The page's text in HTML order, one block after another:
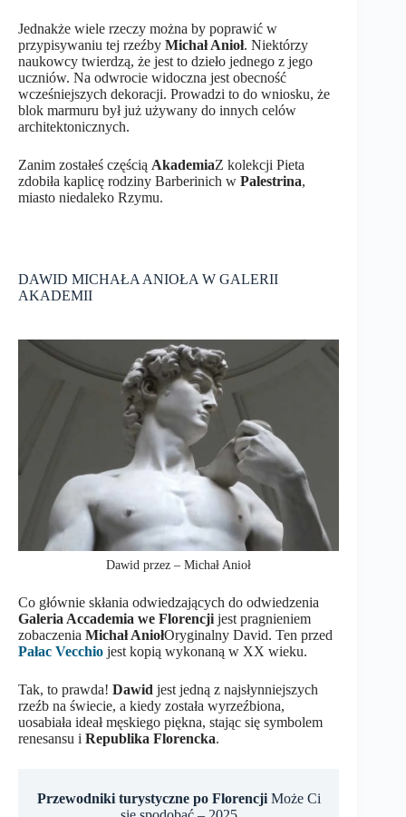
Jednakże wiele rzeczy można by poprawić w
przypisywaniu tej rzeźby Michał Anioł. Niektórzy
naukowcy twierdzą, że jest to dzieło jednego z jego
uczniów. Na odwrocie widoczna jest obecność
wcześniejszych dekoracji. Prowadzi to do wniosku, że
blok marmuru był już używany do innych celów
architektonicznych.
Zanim zostałeś częścią AkademiaZ kolekcji Pieta
zdobiła kaplicę rodziny Barberinich w Palestrina,
miasto niedaleko Rzymu.
DAWID MICHAŁA ANIOŁA W GALERII
AKADEMII
Dawid przez – Michał Anioł
Co głównie skłania odwiedzających do odwiedzenia
Galeria Accademia we Florencji jest pragnieniem
zobaczenia Michał AniołOryginalny David. Ten przed
Pałac Vecchio jest kopią wykonaną w XX wieku.
Tak, to prawda! Dawid jest jedną z najsłynniejszych
rzeźb na świecie, a kiedy została wyrzeźbiona,
uosabiała ideał męskiego piękna, stając się symbolem
renesansu i Republika Florencka.
Przewodniki turystyczne po FlorencjiMoże Ci